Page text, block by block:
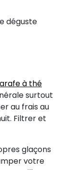
déguste
à thé
surtout
au frais au
Filtrer et
glaçons
votre